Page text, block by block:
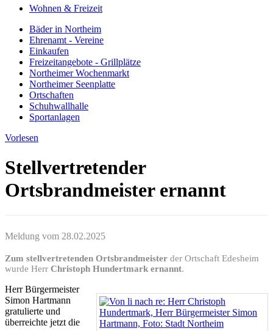
Wohnen & Freizeit
Bäder in Northeim
Ehrenamt - Vereine
Einkaufen
Freizeitangebote - Grillplätze
Northeimer Wochenmarkt
Northeimer Seenplatte
Ortschaften
Schuhwallhalle
Sportanlagen
Vorlesen
Stellvertretender
Ortsbrandmeister ernannt
Meldung vom 28.02.2025
Zum stellvertretenden Ortsbrandmeister der Ortschaft Edesheim
wurde Herr Christoph Hundertmark ernannt.
Herr Bürgermeister
Simon Hartmann
gratulierte und
überreichte jetzt die